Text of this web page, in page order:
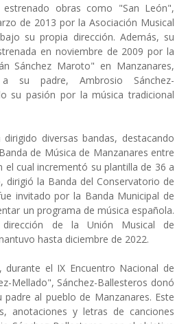
obras como "San León",
de 2013 por la Asociación Musical
su propia dirección. Además, su
en noviembre de 2009 por la
Sánchez Maroto" en Manzanares,
su padre, Ambrosio Sánchez-
su pasión por la música tradicional
dirigido diversas bandas, destacando
de Música de Manzanares entre
el cual incrementó su plantilla de 36 a
dirigió la Banda del Conservatorio de
invitado por la Banda Municipal de
un programa de música española.
de la Unión Musical de
hasta diciembre de 2022.
durante el IX Encuentro Nacional de
Mellado", Sánchez-Ballesteros donó
al pueblo de Manzanares. Este
anotaciones y letras de canciones